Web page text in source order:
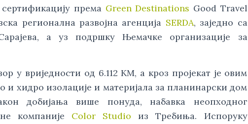
према Green Destinations Good Travel
регионална развојна агенција SERDA, заједно са
а уз подршку Њемачке организације за
у вриједности од 6.112 КМ, а кроз пројекат је овим
и хидро изолације и материјала за планинарски дом
добијања више понуда, набавка неопходног
компаније Color Studio из Требиња. Испоруку